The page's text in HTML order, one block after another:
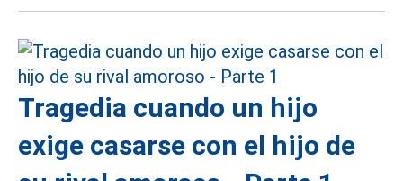
Tragedia cuando un hijo
exige casarse con el hijo de